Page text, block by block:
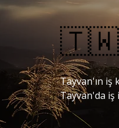
🇹🇼
Tayvan'ın iş
Tayvan'da iş